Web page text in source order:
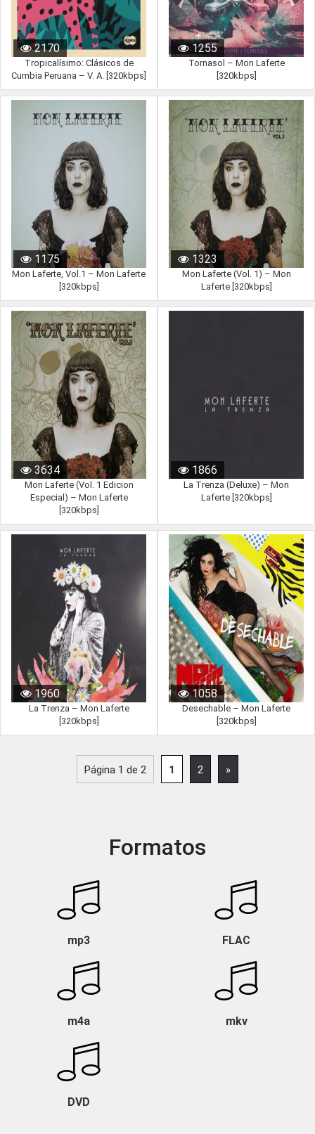
2170
Tropicalísimo: Clásicos de
Cumbia Peruana – V. A. [320kbps]
1255
Tornasol – Mon Laferte
[320kbps]
1175
Mon Laferte, Vol.1 – Mon Laferte
[320kbps]
1323
Mon Laferte (Vol. 1) – Mon
Laferte [320kbps]
3634
Mon Laferte (Vol. 1 Edicion
Especial) – Mon Laferte
[320kbps]
1866
La Trenza (Deluxe) – Mon
Laferte [320kbps]
1960
La Trenza – Mon Laferte
[320kbps]
1058
Desechable – Mon Laferte
[320kbps]
Página 1 de 2 1 2 »
Formatos
mp3 FLAC
m4a mkv
DVD